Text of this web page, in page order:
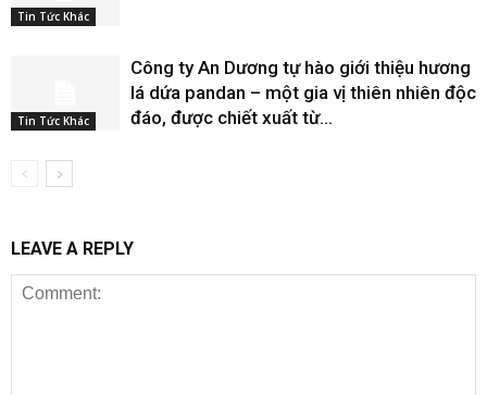
Tin Tức Khác
Tin Tức Khác
Công ty An Dương tự hào giới thiệu hương
lá dứa pandan – một gia vị thiên nhiên độc
đáo, được chiết xuất từ...
LEAVE A REPLY